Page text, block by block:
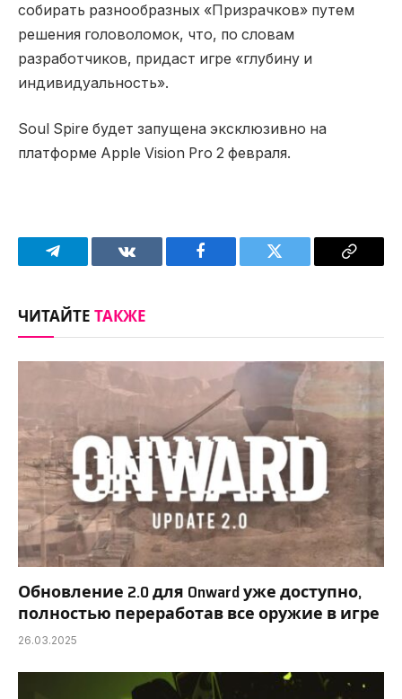
собирать разнообразных «Призрачков» путем
решения головоломок, что, по словам
разработчиков, придаст игре «глубину и
индивидуальность».
Soul Spire будет запущена эксклюзивно на
платформе Apple Vision Pro 2 февраля.
Telegram VKontakteFacebook Twitter
Copy
ЧИТАЙТЕТАКЖЕ
Обновление 2.0 для Onward уже доступно,
полностью переработав все оружие в игре
26.03.2025